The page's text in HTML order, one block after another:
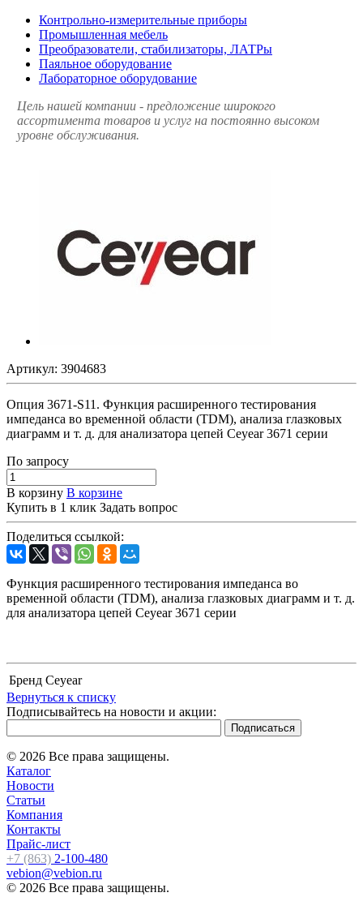
Контрольно-измерительные приборы
Промышленная мебель
Преобразователи, стабилизаторы, ЛАТРы
Паяльное оборудование
Лабораторное оборудование
Цель нашей компании - предложение широкого
ассортимента товаров и услуг на постоянно высоком
уровне обслуживания.
Артикул: 3904683
Опция 3671-S11. Функция расширенного тестирования
импеданса во временной области (TDM), анализа глазковых
диаграмм и т. д. для анализатора цепей Ceyear 3671 серии
По запросу
В корзину В корзине
Купить в 1 клик Задать вопрос
Поделиться ссылкой:
Функция расширенного тестирования импеданса во
временной области (TDM), анализа глазковых диаграмм и т. д.
для анализатора цепей Ceyear 3671 серии
Бренд Ceyear
Вернуться к списку
Подписывайтесь на новости и акции:
© 2026 Все права защищены.
Каталог
Новости
Статьи
Компания
Контакты
Прайс-лист
+7 (863) 2-100-480
vebion@vebion.ru
© 2026 Все права защищены.